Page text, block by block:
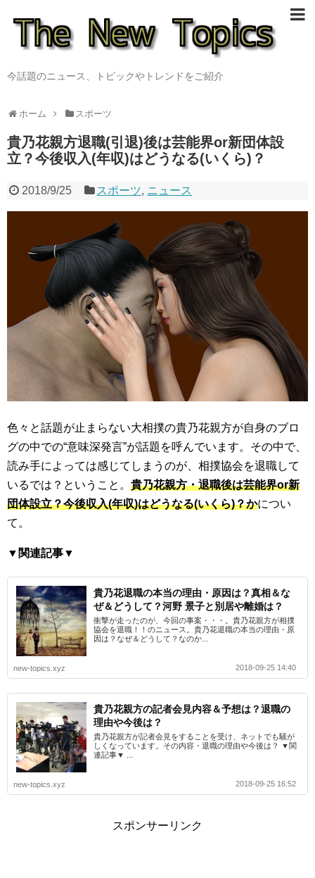
今話題のニュース、トピックやトレンドをご紹介
ホーム スポーツ
貴乃花親方退職(引退)後は芸能界or新団体設
立？今後収入(年収)はどうなる(いくら)？
2018/9/25 スポーツ, ニュース
色々と話題が止まらない大相撲の貴乃花親方が自身のブロ
グの中での“意味深発言”が話題を呼んでいます。その中で、
読み手によっては感じてしまうのが、相撲協会を退職して
いるでは？ということ。 貴乃花親方・退職後は芸能界or新
団体設立？今後収入(年収)はどうなる(いくら)？かについ
て。
▼関連記事▼
貴乃花退職の本当の理由・原因は？真相＆な
ぜ＆どうして？河野 景子と別居や離婚は？
衝撃が走ったのが、今回の事案・・・。貴乃花親方が相撲
協会を退職！！のニュース。貴乃花退職の本当の理由・原
因は？なぜ＆どうして？なのか...
new-topics.xyz 2018-09-25 14:40
貴乃花親方の記者会見内容＆予想は？退職の
理由や今後は？
貴乃花親方が記者会見をすることを受け、ネットでも騒が
しくなっています。その内容・退職の理由や今後は？ ▼関
連記事▼ ...
new-topics.xyz 2018-09-25 16:52
スポンサーリンク